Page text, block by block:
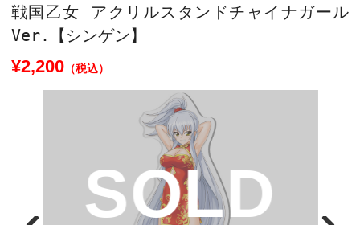
TOP＞ 商品一覧（すべての商品）＞ 戦国乙女
戦国乙女 アクリルスタンド
Ver.【シンゲン】
¥2,200（税込）